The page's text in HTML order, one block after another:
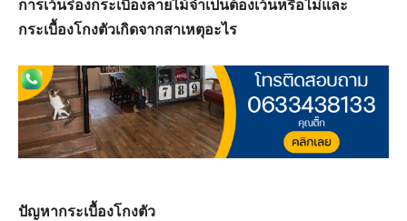
การเว้นร่องกระเบื้องลายไม้จำเป็นต้องเว้นหรือไม่และ
กระเบื้องโกงตัวเกิดจากสาเหตุอะไร
ปัญหากระเบื้องโกงตัว